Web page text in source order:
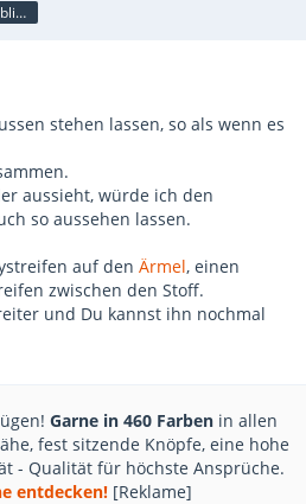
Mitglieder mit gewerblicher Verbindung, auch als Mitarbeiter/in
stehen lassen, so als wenn es
aussieht, würde ich den
so aussehen lassen.
auf den Ärmel, einen
zwischen den Stoff.
und Du kannst ihn nochmal
Garne in 460 Farben in allen
fest sitzende Knöpfe, eine hohe
- Qualität für höchste Ansprüche.
entdecken! [Reklame]